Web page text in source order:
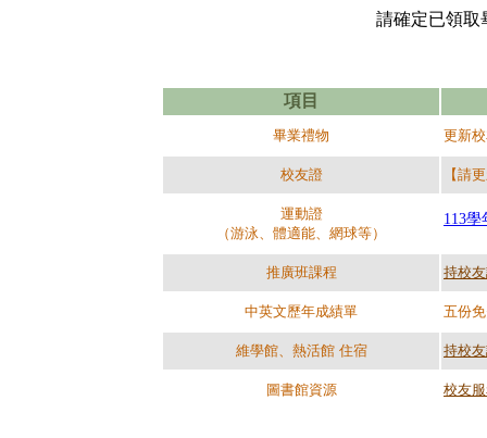
請確定已領取
項目
畢業禮物 更新
校友證 【請
運動證
（游泳、體適能、網球等）
113
推廣班課程 持校
中英文歷年成績單 五份
維學館、熱活館 住宿 持校
圖書館資源 校友